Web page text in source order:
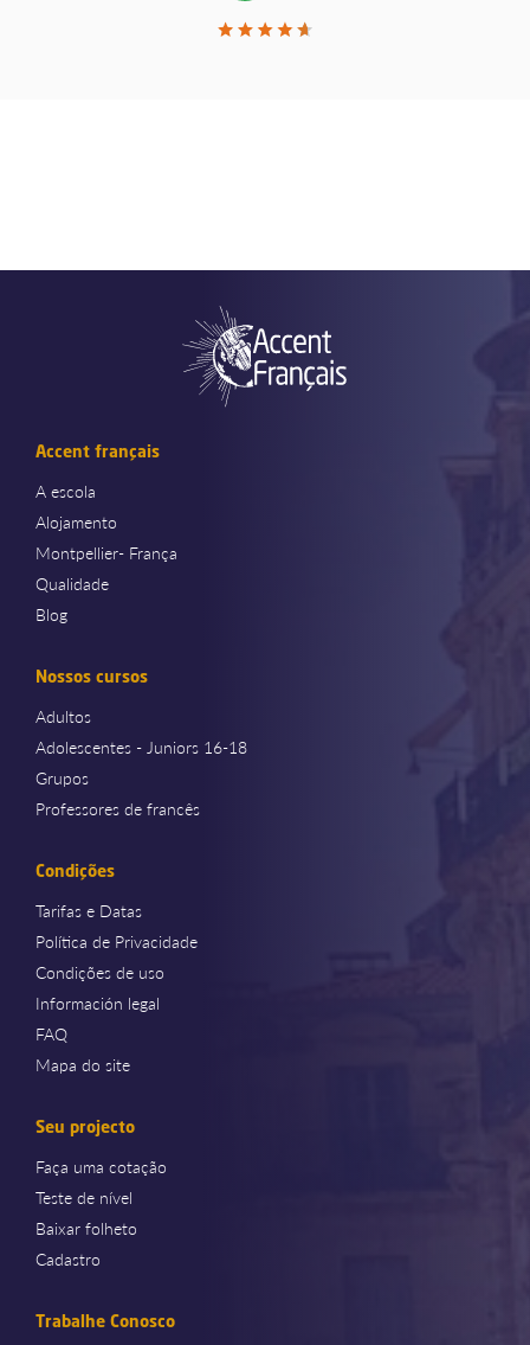
Accent français
A escola
Alojamento
Montpellier- França
Qualidade
Blog
Nossos cursos
Adultos
Adolescentes - Juniors 16-18
Grupos
Professores de francês
Condições
Tarifas e Datas
Política de Privacidade
Condições de uso
Información legal
FAQ
Mapa do site
Seu projecto
Faça uma cotação
Teste de nível
Baixar folheto
Cadastro
Trabalhe Conosco